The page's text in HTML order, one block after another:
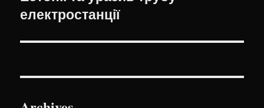
електростанції